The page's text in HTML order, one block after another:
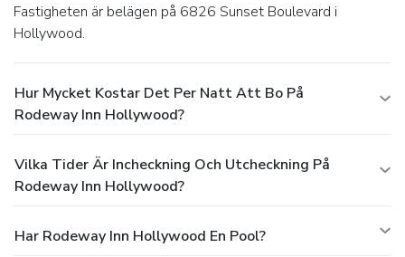
Fastigheten är belägen på 6826 Sunset Boulevard i
Hollywood.
Hur Mycket Kostar Det Per Natt Att Bo På
Rodeway Inn Hollywood?
Vilka Tider Är Incheckning Och Utcheckning På
Rodeway Inn Hollywood?
Har Rodeway Inn Hollywood En Pool?